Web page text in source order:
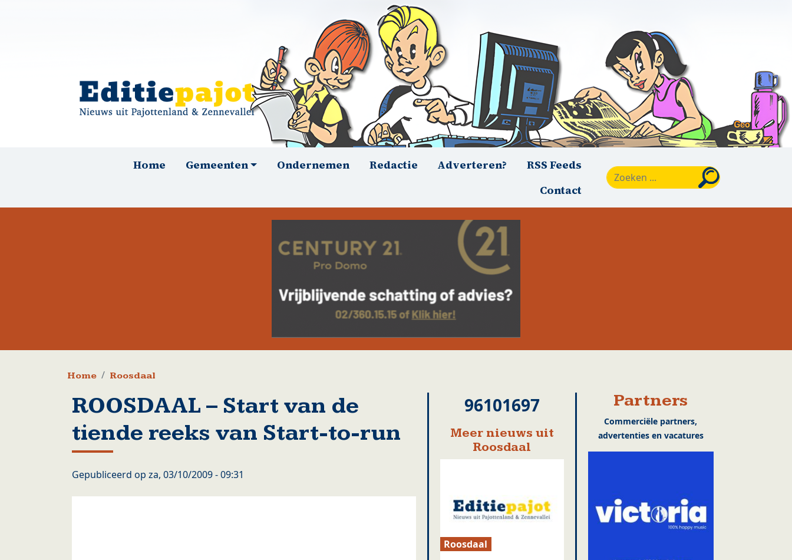
HoofdnavigatieHome Gemeenten Ondernemen Redactie Adverteren?
RSS Feeds
Contact
Kruimelpad
Home Roosdaal
ROOSDAAL – Start van de
tiende reeks van Start-to-run
Gepubliceerd op za, 03/10/2009 - 09:31
96101697
Meer nieuws uit
Roosdaal
Roosdaal
Partners
Commerciële partners,
advertenties en vacatures